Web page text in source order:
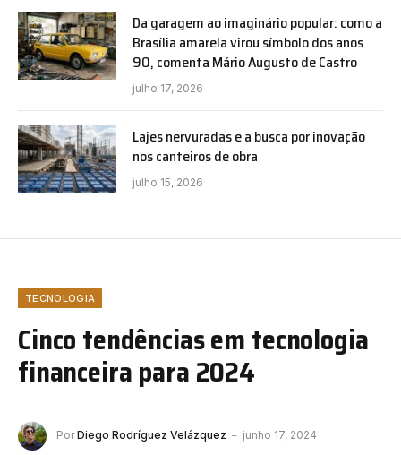
Da garagem ao imaginário popular: como a
Brasília amarela virou símbolo dos anos
90, comenta Mário Augusto de Castro
julho 17, 2026
Lajes nervuradas e a busca por inovação
nos canteiros de obra
julho 15, 2026
TECNOLOGIA
Cinco tendências em tecnologia
financeira para 2024
Por Diego Rodríguez Velázquez junho 17, 2024